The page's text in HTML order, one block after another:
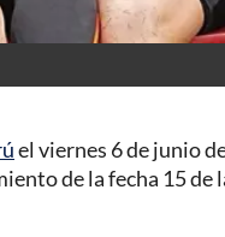
el viernes 6 de junio
de la fecha 15 de